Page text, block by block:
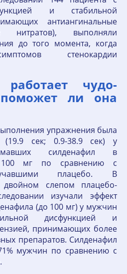
и стабильной
антиангинальные
нитратов), выполняли
до того момента, когда
стенокардии
чудо-
ли она
упражнения была
(19.9 сек; 0.9-38.9 сек) у
силденафил в
100 мг по сравнению с
плацебо. В
двойном слепом плацебо-
изучали эффект
(до 100 мг) у мужчин
дисфункцией и
принимающих более
препаратов. Силденафил
мужчин по сравнению с